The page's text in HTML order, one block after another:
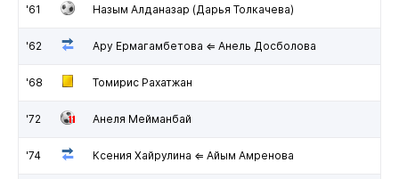
'61 Назым Алданазар (Дарья Толкачева)
'62 Ару Ермагамбетова ⇐ Анель Досболова
'68 Томирис Рахатжан
'72 Анеля Мейманбай
'74 Ксения Хайрулина ⇐ Айым Амренова